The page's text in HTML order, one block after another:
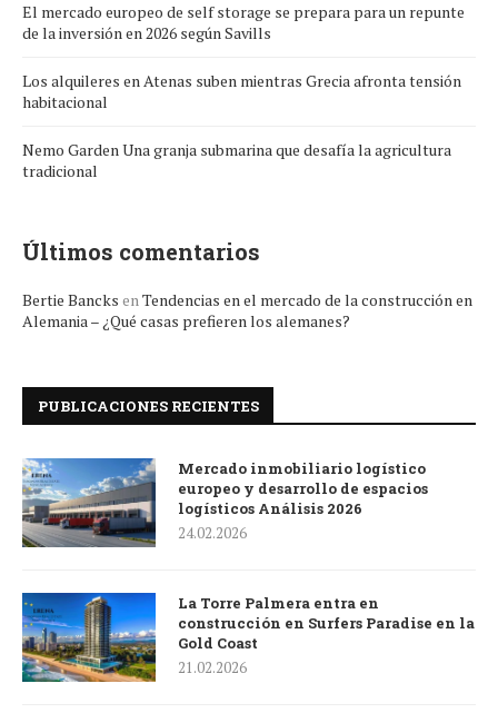
El mercado europeo de self storage se prepara para un repunte
de la inversión en 2026 según Savills
Los alquileres en Atenas suben mientras Grecia afronta tensión
habitacional
Nemo Garden Una granja submarina que desafía la agricultura
tradicional
Últimos comentarios
Bertie Bancks enTendencias en el mercado de la construcción en
Alemania – ¿Qué casas prefieren los alemanes?
PUBLICACIONES RECIENTES
Mercado inmobiliario logístico
europeo y desarrollo de espacios
logísticos Análisis 2026
24.02.2026
La Torre Palmera entra en
construcción en Surfers Paradise en la
Gold Coast
21.02.2026